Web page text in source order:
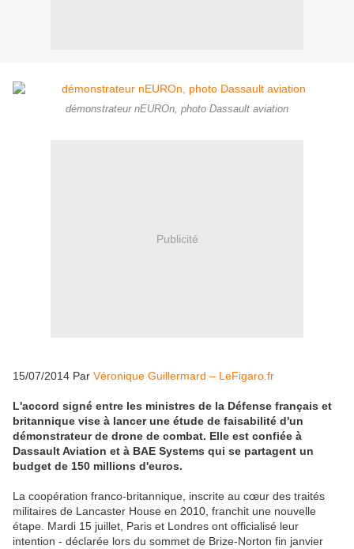
démonstrateur nEUROn, photo Dassault aviation
Publicité
15/07/2014 Par Véronique Guillermard – LeFigaro.fr
L'accord signé entre les ministres de la Défense français et
britannique vise à lancer une étude de faisabilité d'un
démonstrateur de drone de combat. Elle est confiée à
Dassault Aviation et à BAE Systems qui se partagent un
budget de 150 millions d'euros.
La coopération franco-britannique, inscrite au cœur des traités
militaires de Lancaster House en 2010, franchit une nouvelle
étape. Mardi 15 juillet, Paris et Londres ont officialisé leur
intention - déclarée lors du sommet de Brize-Norton fin janvier